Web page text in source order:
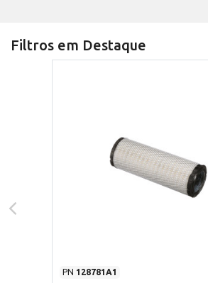
Filtros em Destaque
PN 128781A1